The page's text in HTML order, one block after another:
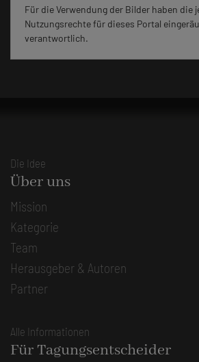
Für die Verwendung der Bilder haben die
Nutzungsrechte für dieses Portal
verantwortlich.
Die Idee
Über uns
Mission
Kategorie
Team
Herausgeber & Autoren
Partner
Alle Informationen
Für Tagungsentscheider